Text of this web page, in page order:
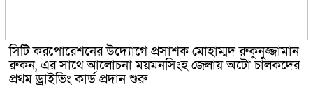
সিটি করপোরেশনের উদ্যোগে প্রসাশক মোহাম্মদ রুকুনুজ্জামান
রুকন, এর সাথে আলোচনা ময়মনসিংহ জেলায় অটো চালকদের
প্রথম ড্রাইভিং কার্ড প্রদান শুরু